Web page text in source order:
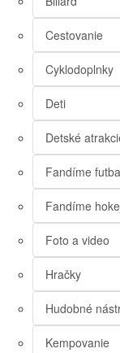
Cestovanie
Cyklodoplnky
Deti
Detské
Fandíme
Fandíme
Foto a video
Hračky
Hudobné
Kempovanie